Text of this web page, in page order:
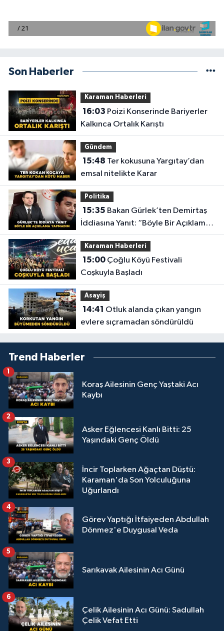
Son Haberler
Karaman Haberleri
16:03
Kalkınca Ortalık Karıştı
Gündem
15:48
emsal nitelikte Karar
Politika
15:35
İddiasına Yanıt: “Böyle Bir Açıklama
Yapmadım”
Karaman Haberleri
15:00Çoğlu Köyü Festivali
Coşkuyla Başladı
Asayiş
14:41
evlere sıçramadan söndürüldü
Trend Haberler
Koraş Ailesinin Genç Yaştaki Acı
Kaybı
1
Asker Eğlencesi Kanlı Bitti: 25
Yaşındaki Genç Öldü
2
İncir Toplarken Ağaçtan Düştü:
Karaman'da Son Yolculuğuna
Uğurlandı
3
Görev Yaptığı İtfaiyeden Abdullah
Dönmez'e Duygusal Veda
4
Sarıkavak Ailesinin Acı Günü
5
Çelik Ailesinin Acı Günü: Sadullah
Çelik Vefat Etti
6